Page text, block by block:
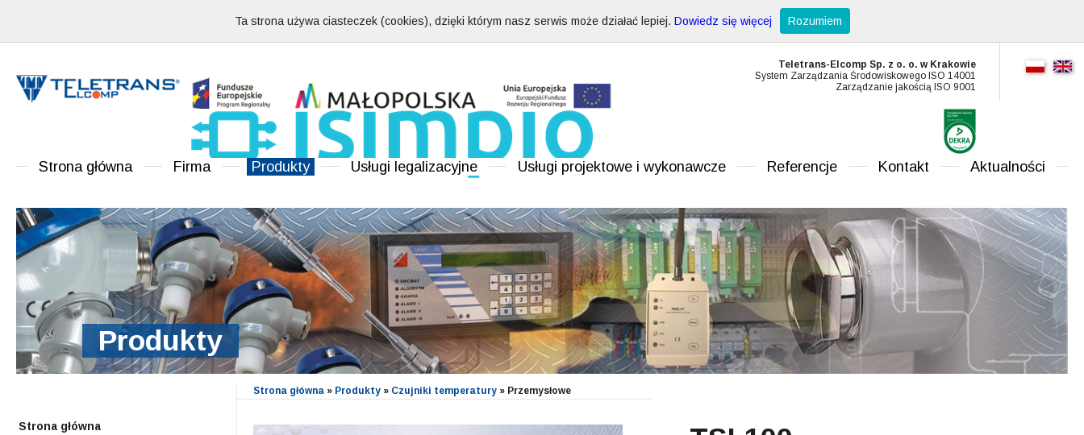
Ta strona używa ciasteczek (cookies), dzięki którym nasz serwis może działać lepiej. Dowiedz się więcej Rozumiem
Strona główna Firma Produkty Usługi legalizacyjne Usługi projektowe i wykonawcze Referencje Kontakt Aktualności
Teletrans-Elcomp Sp. z o. o. w Krakowie
System Zarządzania Środowiskowego ISO 14001
Zarządzanie jakością ISO 9001
Produkty
Strona główna
Strona główna » Produkty » Czujniki temperatury » Przemysłowe